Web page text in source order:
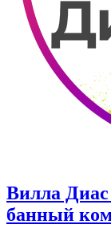
Вилла
банный